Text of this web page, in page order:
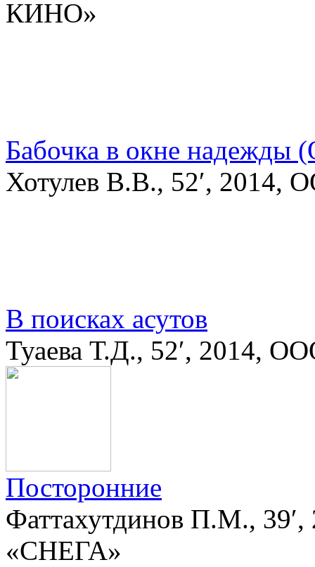
КИНО»
Бабочка в окне надежды
Хотулев В.В., 52′, 2014,
В поисках асутов
Туаева Т.Д., 52′, 2014,
Посторонние
Фаттахутдинов П.М.,
«СНЕГА»